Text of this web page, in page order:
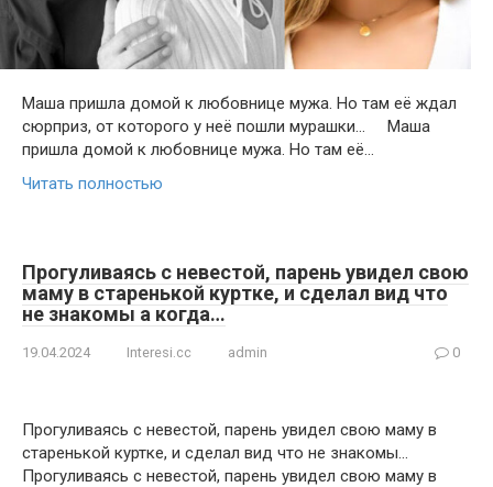
Маша пришла домой к любовнице мужа. Но там её ждал
сюрприз, от которого у неё пошли мурашки… Маша
пришла домой к любовнице мужа. Но там её…
Читать полностью
Прогуливаясь с невестой, парень увидел свою
маму в старенькой куртке, и сделал вид что
не знакомы а когда…
19.04.2024 Interesi.cc admin 0
Прогуливаясь с невестой, парень увидел свою маму в
старенькой куртке, и сделал вид что не знакомы…
Прогуливаясь с невестой, парень увидел свою маму в